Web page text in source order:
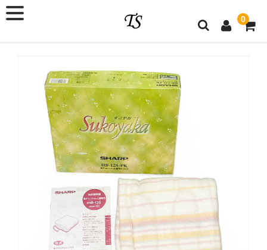
パスワード
ログイン情報を記憶
パスワードをお忘れですか ?
新規ご入会はこちら
カテゴリー
0